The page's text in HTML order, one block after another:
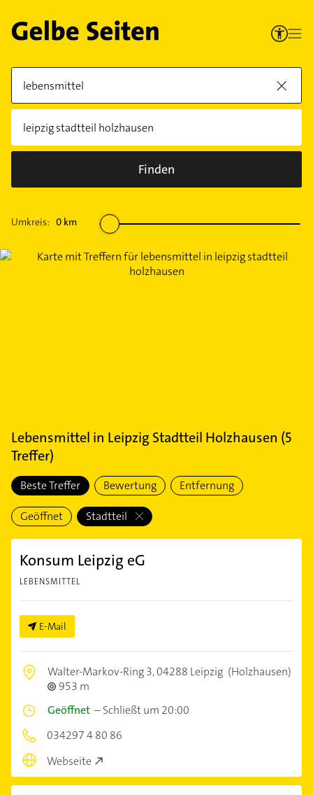
Finden
Umkreis: 0 km
Lebensmittel in Leipzig Stadtteil Holzhausen (5
Treffer)
Beste Treffer Bewertung Entfernung
Geöffnet Stadtteil
Konsum Leipzig eG
LEBENSMITTEL
E-Mail
Walter-Markov-Ring 3,04288 Leipzig (Holzhausen)
953 m
Geöffnet –Schließt um 20:00
034297 4 80 86
Webseite